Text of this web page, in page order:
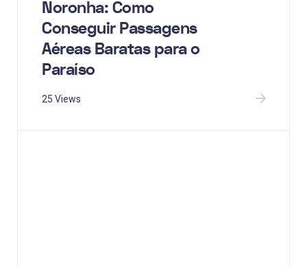
Noronha: Como
Conseguir Passagens
Aéreas Baratas para o
Paraíso
25 Views